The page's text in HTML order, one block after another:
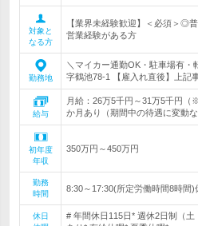
対象と
なる方
【業界未経験歓迎】＜必須＞◎
営業経験がある方
勤務地
＼マイカー通勤OK・駐車場有・
字鶴池78-1 【雇入れ直後】上記
給与
月給：26万5千円～31万5千円
か月あり（期間中の待遇に変動な
初年度
年収
350万円～450万円
勤務
時間
8:30～17:30(所定労働時間8時間)
休日
# 年間休日115日* 週休2日制（